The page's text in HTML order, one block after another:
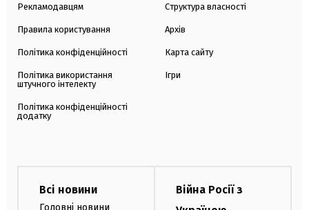
Рекламодавцям
Правила користування
Політика конфіденційності
Політика використання
штучного інтелекту
Політика конфіденційності
додатку
Структура власності
Архів
Карта сайту
Ігри
Всі новини
Головні новини
Війна Росії з